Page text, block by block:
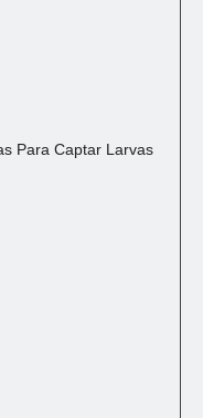
Para Captar Larvas